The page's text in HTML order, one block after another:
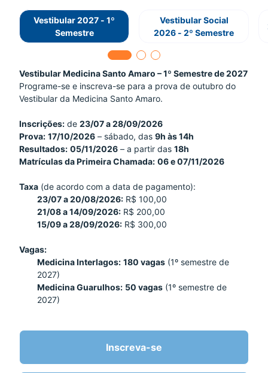
Vestibular 2027 - 1º
Semestre
Vestibular Social
2026 - 2º Semestre
Vestibular Medicina Santo Amaro – 1º Semestre de 2027
Programe-se e inscreva-se para a prova de outubro do
Vestibular da Medicina Santo Amaro.
Inscrições: de 23/07 a 28/09/2026
Prova: 17/10/2026 – sábado, das 9h às 14h
Resultados: 05/11/2026 – a partir das 18h
Matrículas da Primeira Chamada: 06 e 07/11/2026
Taxa (de acordo com a data de pagamento):
23/07 a 20/08/2026: R$ 100,00
21/08 a 14/09/2026: R$ 200,00
15/09 a 28/09/2026: R$ 300,00
Vagas:
Medicina Interlagos: 180 vagas (1º semestre de
2027)
Medicina Guarulhos: 50 vagas (1º semestre de
2027)
Inscreva-se